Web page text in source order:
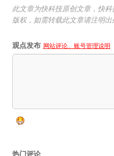
此文章为快科技原创文章，快
版权，如需转载此文章请注明
观点发布 网站评论、账号管理说明
热门评论